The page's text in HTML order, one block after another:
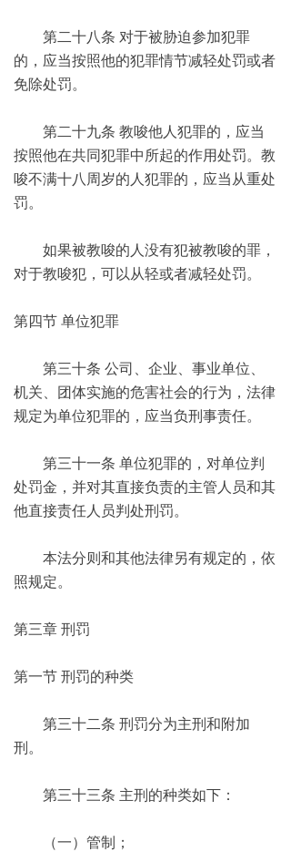
第二十八条 对于被胁迫参加犯罪
的，应当按照他的犯罪情节减轻处罚或者
免除处罚。
第二十九条 教唆他人犯罪的，应当
按照他在共同犯罪中所起的作用处罚。教
唆不满十八周岁的人犯罪的，应当从重处
罚。
如果被教唆的人没有犯被教唆的罪，
对于教唆犯，可以从轻或者减轻处罚。
第四节 单位犯罪
第三十条 公司、企业、事业单位、
机关、团体实施的危害社会的行为，法律
规定为单位犯罪的，应当负刑事责任。
第三十一条 单位犯罪的，对单位判
处罚金，并对其直接负责的主管人员和其
他直接责任人员判处刑罚。
本法分则和其他法律另有规定的，依
照规定。
第三章 刑罚
第一节 刑罚的种类
第三十二条 刑罚分为主刑和附加
刑。
第三十三条 主刑的种类如下：
（一）管制；